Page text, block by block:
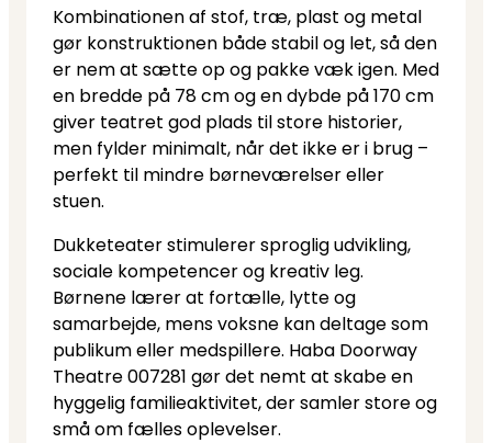
Kombinationen af stof, træ, plast og metal
gør konstruktionen både stabil og let, så den
er nem at sætte op og pakke væk igen. Med
en bredde på 78 cm og en dybde på 170 cm
giver teatret god plads til store historier,
men fylder minimalt, når det ikke er i brug –
perfekt til mindre børneværelser eller
stuen.
Dukketeater stimulerer sproglig udvikling,
sociale kompetencer og kreativ leg.
Børnene lærer at fortælle, lytte og
samarbejde, mens voksne kan deltage som
publikum eller medspillere. Haba Doorway
Theatre 007281 gør det nemt at skabe en
hyggelig familieaktivitet, der samler store og
små om fælles oplevelser.